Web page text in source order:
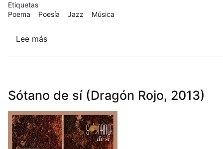
Etiquetas
Poema
Poesía Jazz Música
Lee más
MUNDO
1
Sótano de sí (Dragón Rojo, 2013)